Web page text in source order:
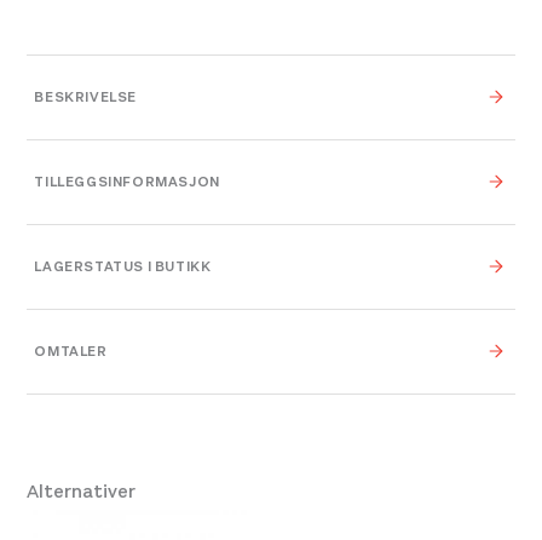
BESKRIVELSE
TILLEGGSINFORMASJON
Leverandør Scarpa
44,45
LAGERSTATUS I BUTIKK
Platou Ålesund
Platou Molde
OMTALER
Alternativer